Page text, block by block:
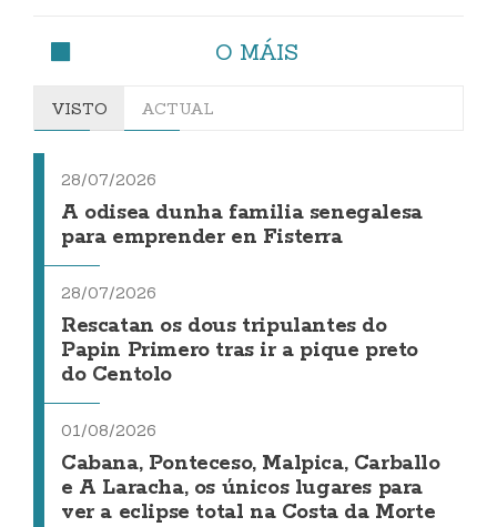
O MÁIS
VISTO ACTUAL
28/07/2026
A odisea dunha familia senegalesa
para emprender en Fisterra
28/07/2026
Rescatan os dous tripulantes do
Papin Primero tras ir a pique preto
do Centolo
01/08/2026
Cabana, Ponteceso, Malpica, Carballo
e A Laracha, os únicos lugares para
ver a eclipse total na Costa da Morte